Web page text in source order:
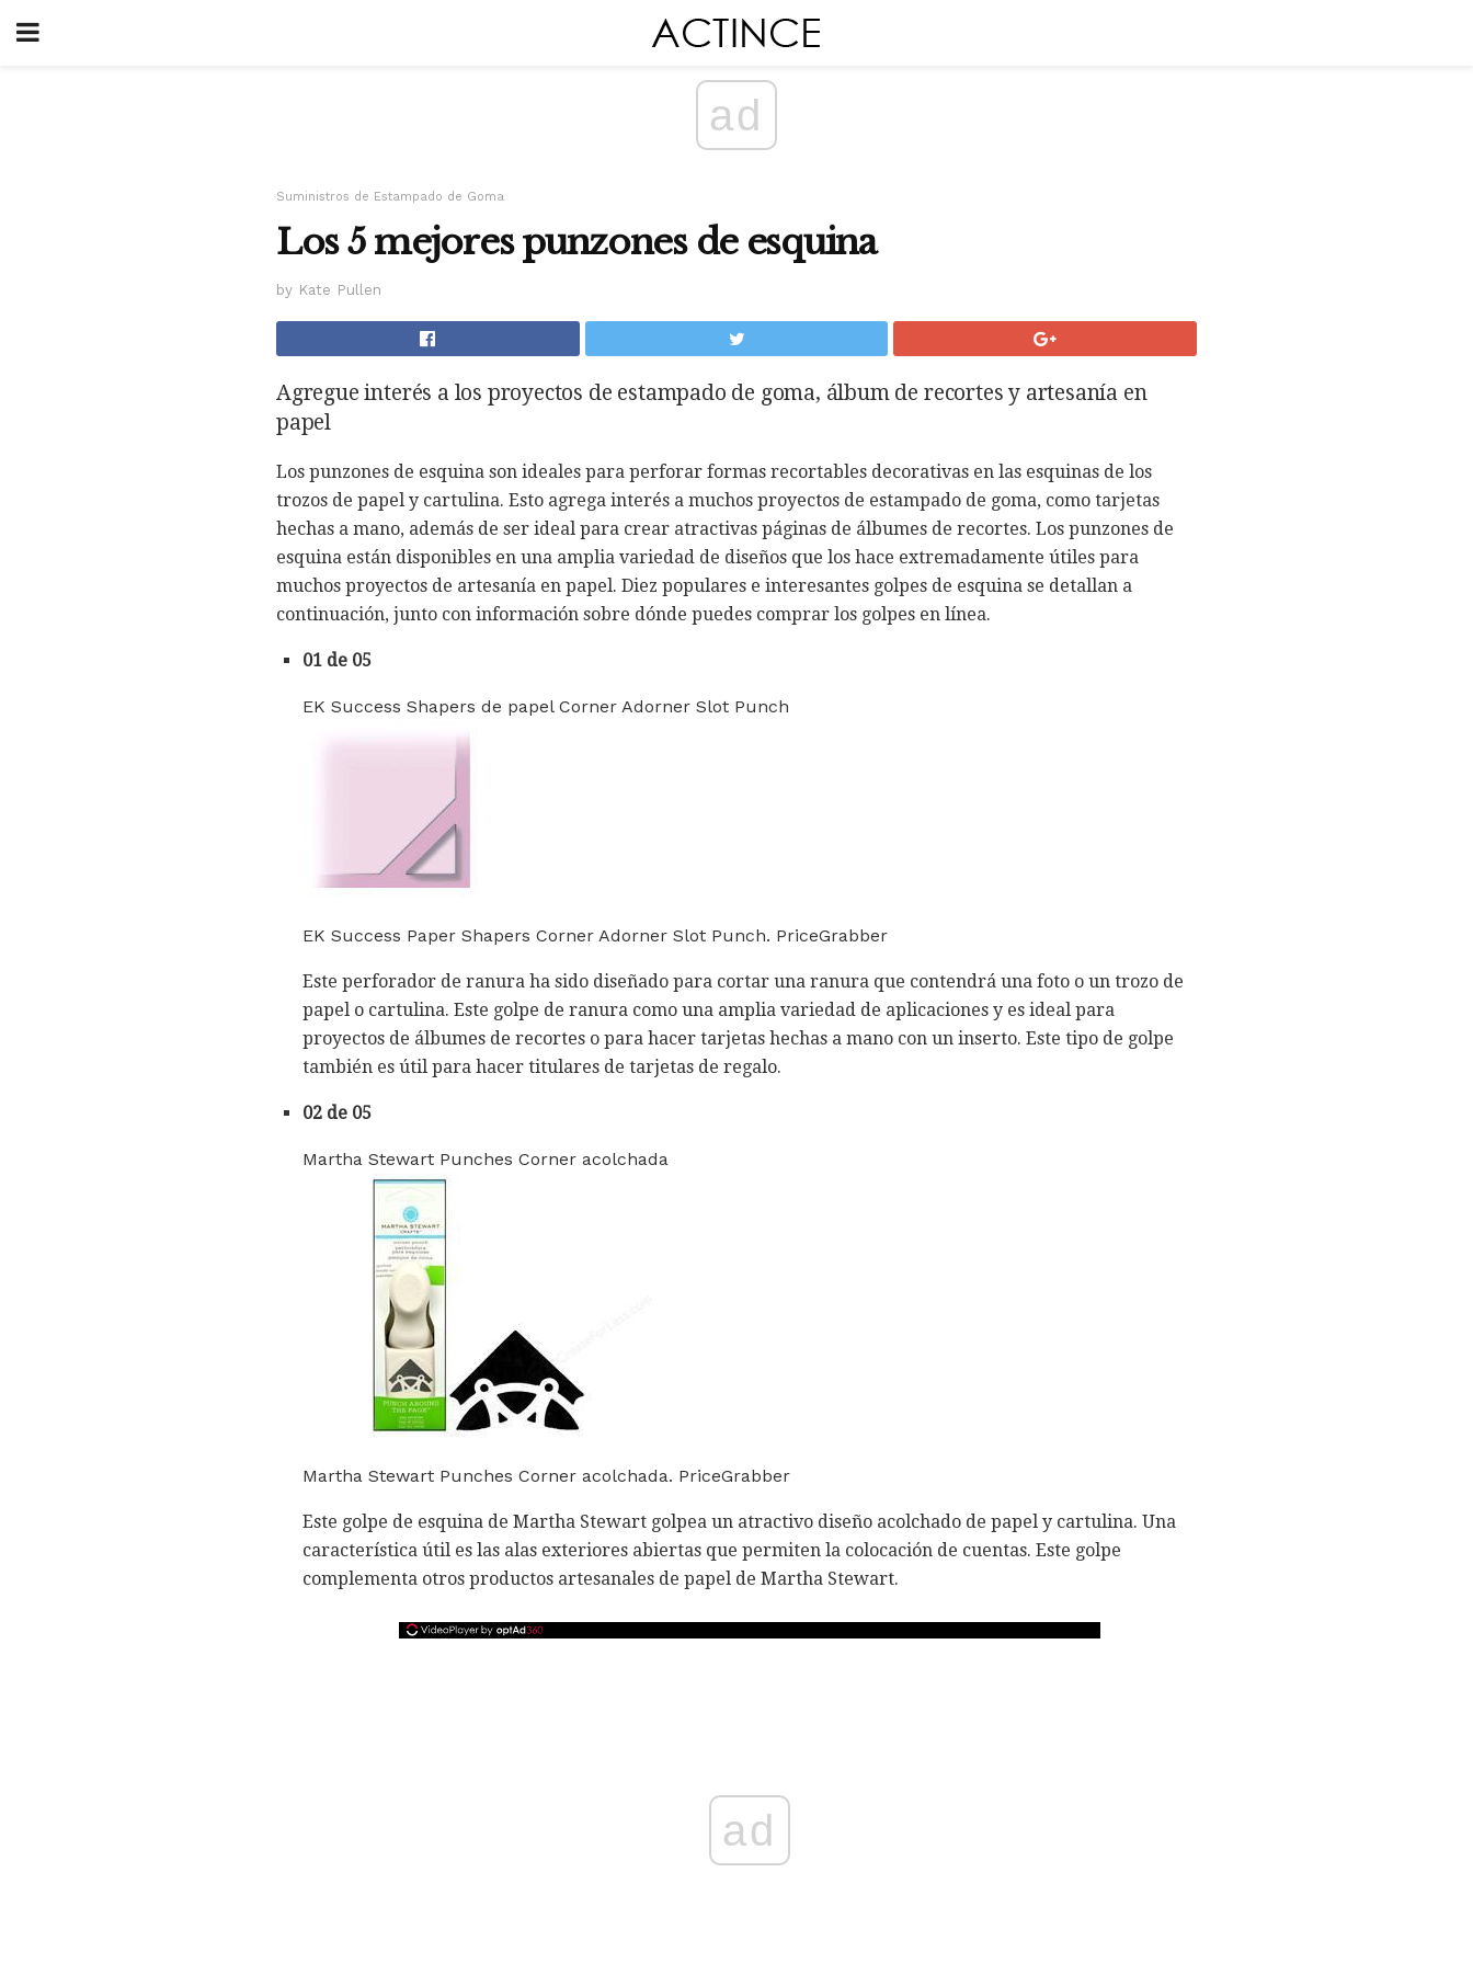
ad
Suministros de Estampado de Goma
Los 5 mejores punzones de esquina
by Kate Pullen
Agregue interés a los proyectos de estampado de goma, álbum de recortes y artesanía en
papel
Los punzones de esquina son ideales para perforar formas recortables decorativas en las esquinas de los
trozos de papel y cartulina. Esto agrega interés a muchos proyectos de estampado de goma, como tarjetas
hechas a mano, además de ser ideal para crear atractivas páginas de álbumes de recortes. Los punzones de
esquina están disponibles en una amplia variedad de diseños que los hace extremadamente útiles para
muchos proyectos de artesanía en papel. Diez populares e interesantes golpes de esquina se detallan a
continuación, junto con información sobre dónde puedes comprar los golpes en línea.
01 de 05
EK Success Shapers de papel Corner Adorner Slot Punch
EK Success Paper Shapers Corner Adorner Slot Punch. PriceGrabber
Este perforador de ranura ha sido diseñado para cortar una ranura que contendrá una foto o un trozo de
papel o cartulina. Este golpe de ranura como una amplia variedad de aplicaciones y es ideal para
proyectos de álbumes de recortes o para hacer tarjetas hechas a mano con un inserto. Este tipo de golpe
también es útil para hacer titulares de tarjetas de regalo.
02 de 05
Martha Stewart Punches Corner acolchada
Martha Stewart Punches Corner acolchada. PriceGrabber
Este golpe de esquina de Martha Stewart golpea un atractivo diseño acolchado de papel y cartulina. Una
característica útil es las alas exteriores abiertas que permiten la colocación de cuentas. Este golpe
complementa otros productos artesanales de papel de Martha Stewart.
ad